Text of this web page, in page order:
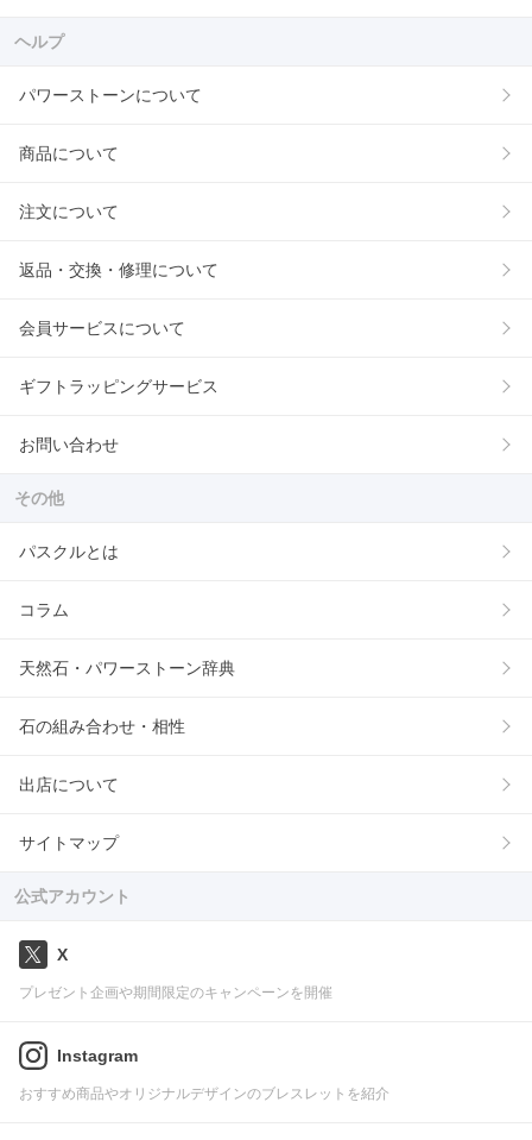
ヘルプ
パワーストーンについて
商品について
注文について
返品・交換・修理について
会員サービスについて
ギフトラッピングサービス
お問い合わせ
その他
パスクルとは
コラム
天然石・パワーストーン辞典
石の組み合わせ・相性
出店について
サイトマップ
公式アカウント
X
プレゼント企画や期間限定のキャンペーンを開催
Instagram
おすすめ商品やオリジナルデザインのブレスレットを紹介